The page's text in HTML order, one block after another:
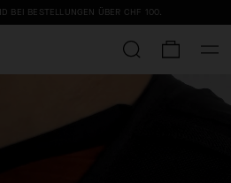
BEI BESTELLUNGEN ÜBER CHF 100.